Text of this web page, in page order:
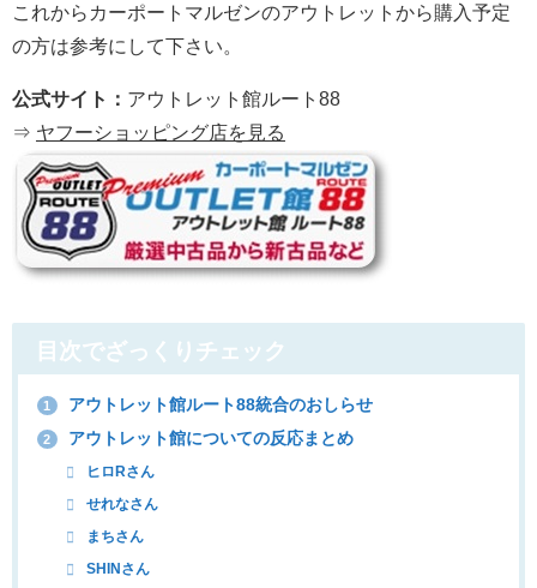
これからカーポートマルゼンのアウトレットから購入予定
の方は参考にして下さい。
公式サイト： アウトレット館ルート88
⇒ ヤフーショッピング店を見る
目次でざっくりチェック
1 アウトレット館ルート88統合のおしらせ
2 アウトレット館についての反応まとめ
ヒロRさん
せれなさん
まちさん
SHINさん